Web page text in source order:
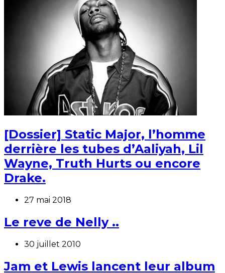
[Dossier] Static Major, l’homme
derrière les tubes d’Aaliyah, Lil
Wayne, Truth Hurts ou encore
Drake.
27 mai 2018
Le reve de Nelly ..
30 juillet 2010
Jam et Lewis lancent leur album